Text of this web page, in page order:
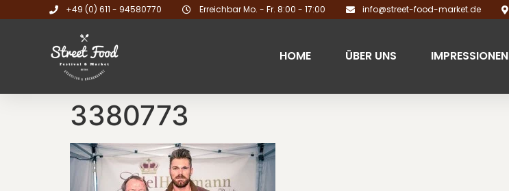
+49 (0) 611 - 94580770 Erreichbar Mo. - Fr. 8:00 - 17:00 info@street-food-market.de
HOME ÜBER UNS IMPRESSIONEN
3380773